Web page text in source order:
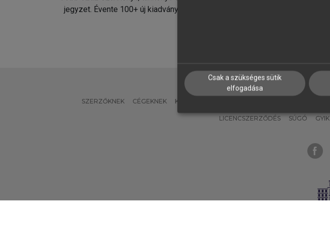
jegyzet. Évente 100+ új kiadvány.
SZERZŐKNEK CÉGEKNEK KÖNYVTÁROSOKNAK
LICENCSZERZŐDÉS SÚGÓ GYIK
Csak a szükséges sütik
elfogadása